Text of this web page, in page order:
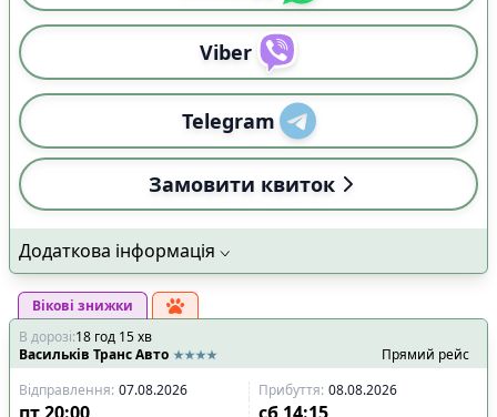
Viber
Telegram
Замовити квиток
Додаткова інформація
Вікові знижки
В дорозі:18 год 15хв
Васильків Транс Авто
Прямий рейс
Відправлення: 07.08.2026 Прибуття: 08.08.2026